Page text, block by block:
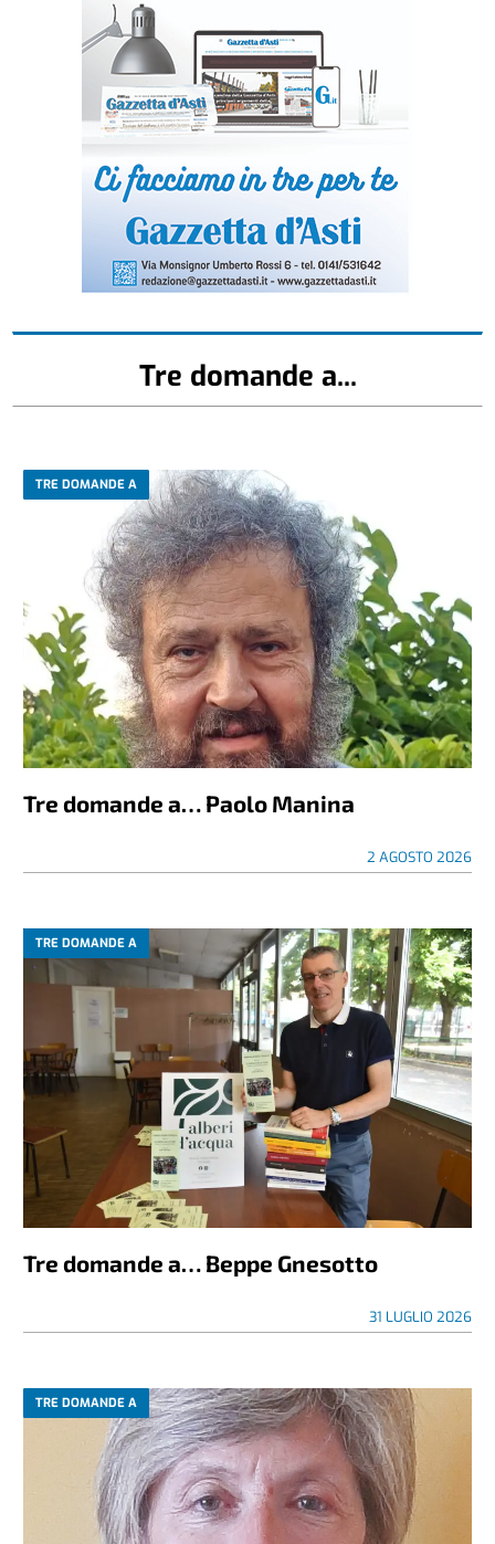
Tre domande a...
TRE DOMANDE A
Tre domande a… Paolo Manina
2 AGOSTO 2026
TRE DOMANDE A
Tre domande a… Beppe Gnesotto
31 LUGLIO 2026
TRE DOMANDE A